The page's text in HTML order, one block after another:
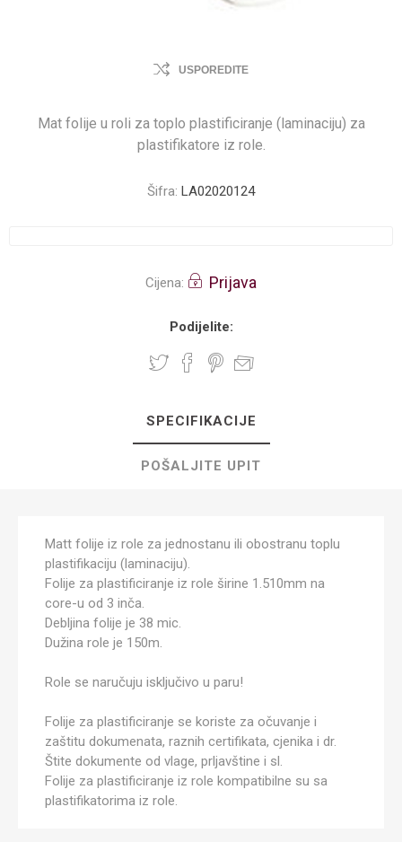
USPOREDITE
Mat folije u roli za toplo plastificiranje (laminaciju) za
plastifikatore iz role.
Šifra: LA02020124
Cijena: Prijava
Podijelite:
SPECIFIKACIJE
POŠALJITE UPIT
Matt folije iz role za jednostanu ili obostranu toplu
plastifikaciju (laminaciju).
Folije za plastificiranje iz role širine 1.510mm na
core-u od 3 inča.
Debljina folije je 38 mic.
Dužina role je 150m.
Role se naručuju isključivo u paru!
Folije za plastificiranje se koriste za očuvanje i
zaštitu dokumenata, raznih certifikata, cjenika i dr.
Štite dokumente od vlage, prljavštine i sl.
Folije za plastificiranje iz role kompatibilne su sa
plastifikatorima iz role.